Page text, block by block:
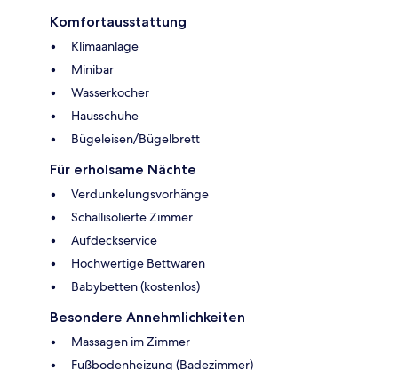
Komfortausstattung
Klimaanlage
Minibar
Wasserkocher
Hausschuhe
Bügeleisen/Bügelbrett
Für erholsame Nächte
Verdunkelungsvorhänge
Schallisolierte Zimmer
Aufdeckservice
Hochwertige Bettwaren
Babybetten (kostenlos)
Besondere Annehmlichkeiten
Massagen im Zimmer
Fußbodenheizung (Badezimmer)